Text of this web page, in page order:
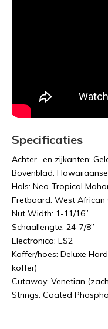
Specificaties
Achter- en zijkanten:
Bovenblad:
Hals: Neo-Tropical
Fretboard: West African
Nut Width: 1-11/16”
Schaallengte: 24-7/8”
Electronica: ES2
Koffer/hoes: Deluxe
koffer)
Cutaway: Venetian
Strings: Coated